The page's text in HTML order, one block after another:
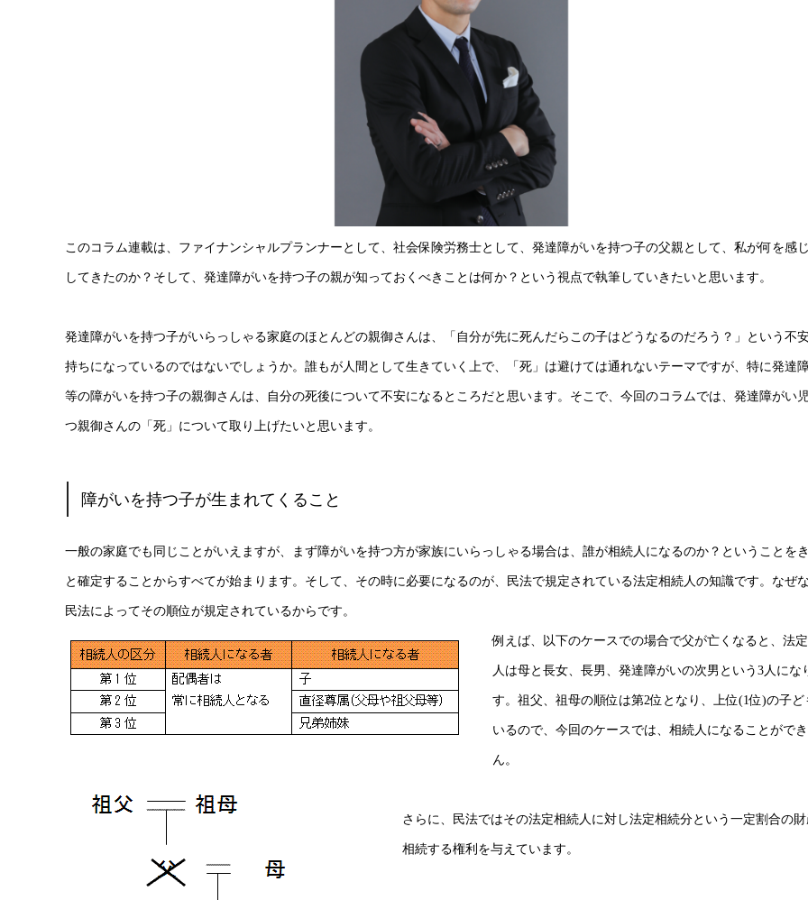
このコラム連載は、ファイナンシャルプランナーとして、社会保険労務士として、発達障がいを持つ子の父親として、私が何を感
してきたのか？そして、発達障がいを持つ子の親が知っておくべきことは何か？という視点で執筆していきたいと思います。
発達障がいを持つ子がいらっしゃる家庭のほとんどの親御さんは、「自分が先に死んだらこの子はどうなるのだろう？」という不
持ちになっているのではないでしょうか。誰もが人間として生きていく上で、「死」は避けては通れないテーマですが、特に発達
等の障がいを持つ子の親御さんは、自分の死後について不安になるところだと思います。そこで、今回のコラムでは、発達障がい
つ親御さんの「死」について取り上げたいと思います。
障がいを持つ子が生まれてくること
一般の家庭でも同じことがいえますが、まず障がいを持つ方が家族にいらっしゃる場合は、誰が相続人になるのか？ということを
と確定することからすべてが始まります。そして、その時に必要になるのが、民法で規定されている法定相続人の知識です。なぜ
民法によってその順位が規定されているからです。
例えば、以下のケースでの場合で父が亡くなると、法
人は母と長女、長男、発達障がいの次男という3人にな
す。祖父、祖母の順位は第2位となり、上位(1位)の子ど
いるので、今回のケースでは、相続人になることがで
ん。
さらに、民法ではその法定相続人に対し法定相続分という一定割合の
相続する権利を与えています。